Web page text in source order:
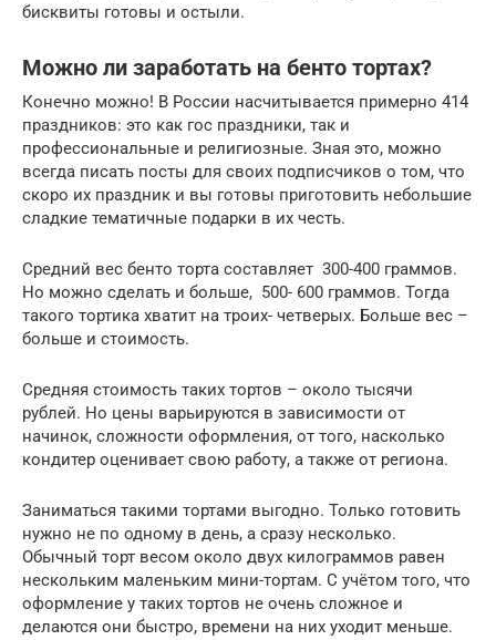
бисквиты готовы и остыли.
Можно ли заработать на бенто тортах?
Конечно можно! В России насчитывается примерно 414
праздников: это как гос праздники, так и
профессиональные и религиозные. Зная это, можно
всегда писать посты для своих подписчиков о том, что
скоро их праздник и вы готовы приготовить небольшие
сладкие тематичные подарки в их честь.
Средний вес бенто торта составляет 300-400 граммов.
Но можно сделать и больше, 500- 600 граммов. Тогда
такого тортика хватит на троих- четверых. Больше вес –
больше и стоимость.
Средняя стоимость таких тортов – около тысячи
рублей. Но цены варьируются в зависимости от
начинок, сложности оформления, от того, насколько
кондитер оценивает свою работу, а также от региона.
Заниматься такими тортами выгодно. Только готовить
нужно не по одному в день, а сразу несколько.
Обычный торт весом около двух килограммов равен
нескольким маленьким мини-тортам. С учётом того, что
оформление у таких тортов не очень сложное и
делаются они быстро, времени на них уходит меньше.